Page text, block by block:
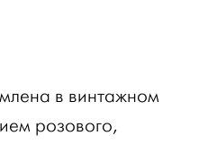
в винтажном
розового,